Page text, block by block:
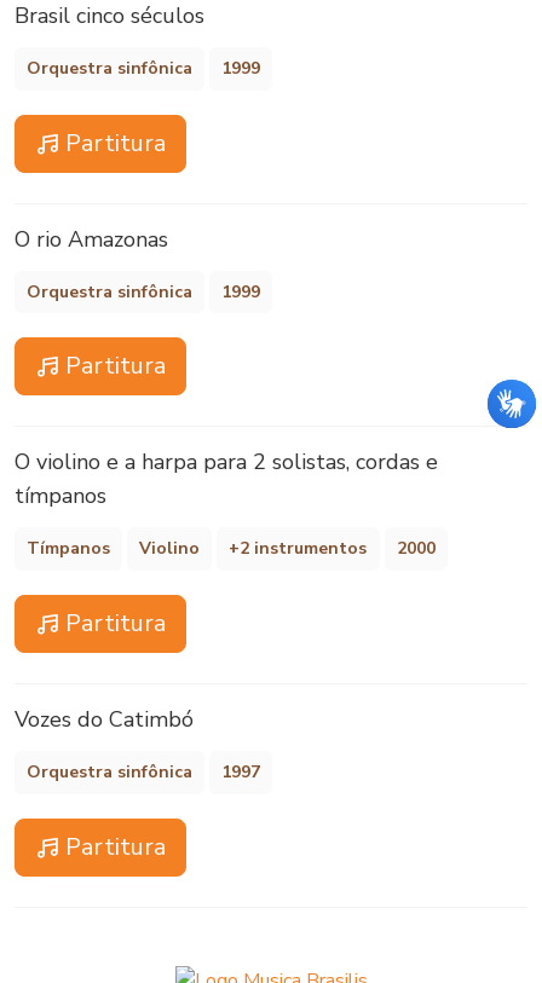
Brasil cinco séculos
Orquestra sinfônica 1999
Partitura
O rio Amazonas
Orquestra sinfônica 1999
Partitura
O violino e a harpa para 2 solistas, cordas e
tímpanos
Tímpanos Violino +2 instrumentos 2000
Partitura
Vozes do Catimbó
Orquestra sinfônica 1997
Partitura